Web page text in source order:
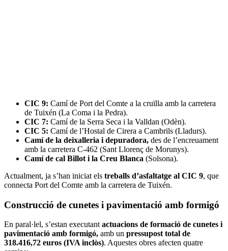
CIC 9: Camí de Port del Comte a la cruïlla amb la carretera
de Tuixén (La Coma i la Pedra).
CIC 7: Camí de la Serra Seca i la Valldan (Odèn).
CIC 5: Camí de l’Hostal de Cirera a Cambrils (Lladurs).
Camí de la deixalleria i depuradora, des de l’encreuament
amb la carretera C-462 (Sant Llorenç de Morunys).
Camí de cal Billot i la Creu Blanca (Solsona).
Actualment, ja s’han iniciat els treballs d’asfaltatge al CIC 9, que
connecta Port del Comte amb la carretera de Tuixén.
Construcció de cunetes i pavimentació amb formigó
En paral·lel, s’estan executantactuacions de formació de cunetes i
pavimentació amb formigó, amb un pressupost total de
318.416,72 euros (IVA inclòs). Aquestes obres afecten quatre